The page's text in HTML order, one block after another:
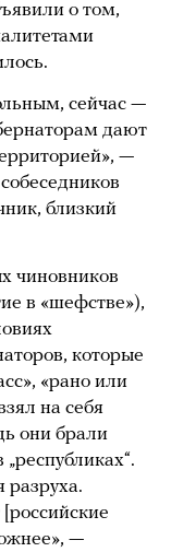
о том,
сейчас —
дают
—
близкий
чиновников
в «шефстве»),
которые
«рано или
на себя
они брали
разруха.
—